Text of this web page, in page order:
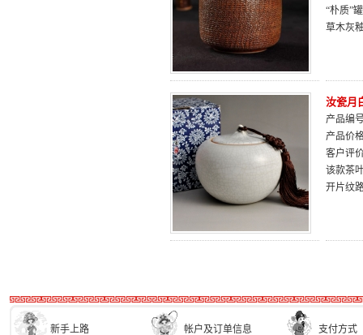
“朴质”
草木灰
汝瓷月
产品编
产品价
客户评
该款茶
开片纹
新手上路 帐户及订单信息
支付方式